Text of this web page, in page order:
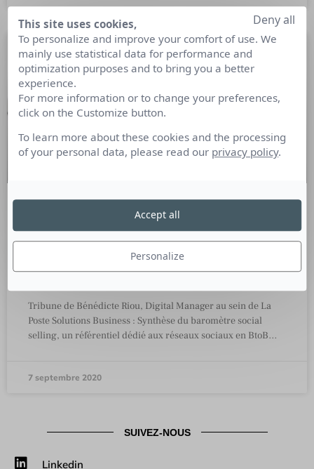
En BtoB, plus d’un tiers des décideurs
ont déjà réalisé un achat suite à un
contenu publié sur les réseaux
sociaux
Tribune de Bénédicte Riou, Digital Manager au sein de La
Poste Solutions Business : Synthèse du baromètre social
selling, un référentiel dédié aux réseaux sociaux en BtoB…
7 septembre 2020
SUIVEZ-NOUS
Linkedin
This site uses cookies,
To personalize and improve your comfort of use. We
mainly use statistical data for performance and
optimization purposes and to bring you a better
experience.
For more information or to change your preferences,
click on the Customize button.
To learn more about these cookies and the processing
of your personal data, please read our privacy policy.
Personalize
Deny all
Accept all